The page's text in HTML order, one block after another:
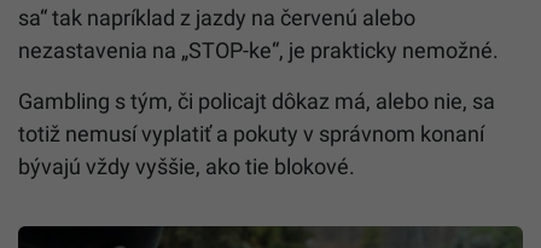
sa“ tak napríklad z jazdy na červenú alebo
nezastavenia na „STOP-ke“, je prakticky nemožné.
Gambling s tým, či policajt dôkaz má, alebo nie, sa
totiž nemusí vyplatiť a pokuty v správnom konaní
bývajú vždy vyššie, ako tie blokové.